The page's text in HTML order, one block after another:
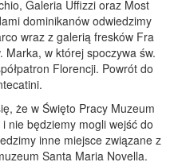
Galeria Uffizzi oraz Most
dominikanów odwiedzimy
wraz z galerią fresków Fra
Marka, w której spoczywa św.
Florencji. Powrót do
że w Święto Pracy Muzeum
nie będziemy mogli wejść do
inne miejsce związane z
Santa Maria Novella.